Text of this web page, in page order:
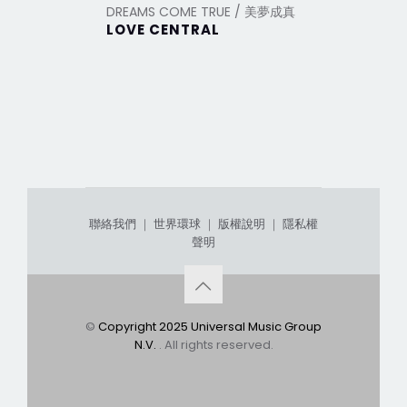
DREAMS COME TRUE / 美夢成真
LOVE CENTRAL
聯絡我們 ｜ 世界環球 ｜ 版權說明 ｜ 隱私權
聲明
© Copyright 2025 Universal Music Group
N.V. . All rights reserved.